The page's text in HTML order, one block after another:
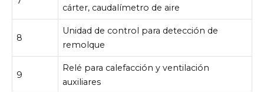
cárter, caudalímetro de aire
8
Unidad de control para detección de
remolque
9
Relé para calefacción y ventilación
auxiliares